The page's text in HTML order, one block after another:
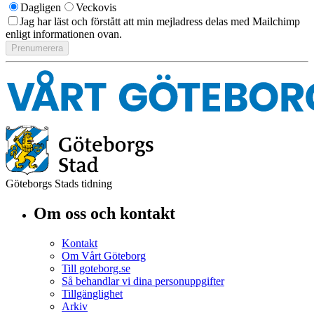
Dagligen
Veckovis
Jag har läst och förstått att min mejladress delas med Mailchimp
enligt informationen ovan.
Göteborgs Stads tidning
Om oss och kontakt
Kontakt
Om Vårt Göteborg
Till goteborg.se
Så behandlar vi dina personuppgifter
Tillgänglighet
Arkiv